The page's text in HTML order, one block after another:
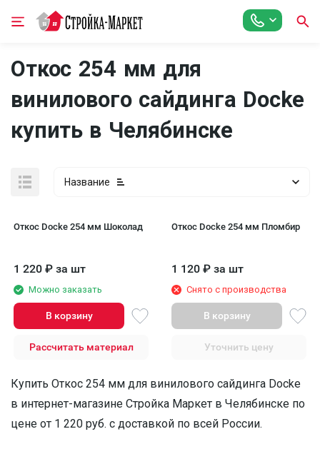
Откос 254 мм для
винилового сайдинга Docke
купить в Челябинске
Название
Откос Docke 254 мм Шоколад
1 220 ₽ за шт
Можно заказать
В корзину
Рассчитать материал
Откос Docke 254 мм Пломбир
1 120 ₽ за шт
Снято с производства
В корзину
Уточнить цену
Купить Откос 254 мм для винилового сайдинга Docke
в интернет-магазине Стройка Маркет в Челябинске по
цене от 1 220 руб. с доставкой по всей России.